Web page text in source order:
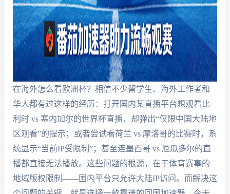
在海外怎么看欧洲杯？相信不少留学生、海外工作者和
华人都有过这样的经历：打开国内某直播平台想观看比
利时 vs 塞内加尔的世界杯直播，却弹出“仅限中国大陆地
区观看”的提示；或者尝试看荷兰 vs 摩洛哥的比赛时，系
统显示“当前IP受限制”；甚至连墨西哥 vs 厄瓜多尔的直
播都直接无法播放。这些问题的根源，在于体育赛事的
地域版权限制——国内平台只允许大陆IP访问。而解决这